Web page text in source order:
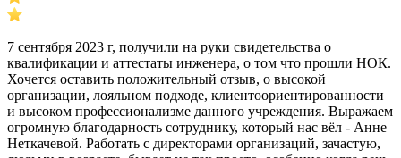
7 сентября 2023 г, получили на руки свидетельства о
квалификации и аттестаты инженера, о том что прошли НОК.
Хочется оставить положительный отзыв, о высокой
организации, лояльном подходе, клиентоориентированности
и высоком профессионализме данного учреждения. Выражаем
огромную благодарность сотруднику, который нас вёл - Анне
Неткачевой. Работать с директорами организаций, зачастую,